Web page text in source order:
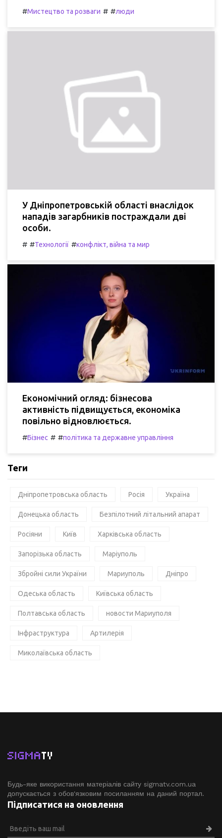
#Мистецтво та розваги # #люди
У Дніпропетровській області внаслідок
нападів загарбників постраждали дві
особи.
# #Технології #конфлікт, війна та мир
Економічний огляд: бізнесова
активність підвищується, економіка
повільно відновлюється.
#Бізнес # #політика та державне управління
Теги
Дніпропетровська область Росія Україна
Донецька область Безпілотний літальний апарат
Росіяни Київ Харківська область
Запорізька область Маріуполь
Збройні сили України Мариуполь Дніпро
Одеська область Київська область
Полтавська область новости Мариуполя
Інфраструктура Артилерія
Миколаївська область
SIGMATV
Будь-яке використання матеріалів сайту sigmatv.com.ua
допускається з обов'язковим посиланням на даний портал.
Підписатися на оновлення